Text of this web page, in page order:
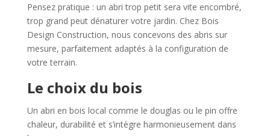
Pensez pratique : un abri trop petit sera vite encombré,
trop grand peut dénaturer votre jardin. Chez Bois
Design Construction, nous concevons des abris sur
mesure, parfaitement adaptés à la configuration de
votre terrain.
Le choix du bois
Un abri en bois local comme le douglas ou le pin offre
chaleur, durabilité et s’intègre harmonieusement dans